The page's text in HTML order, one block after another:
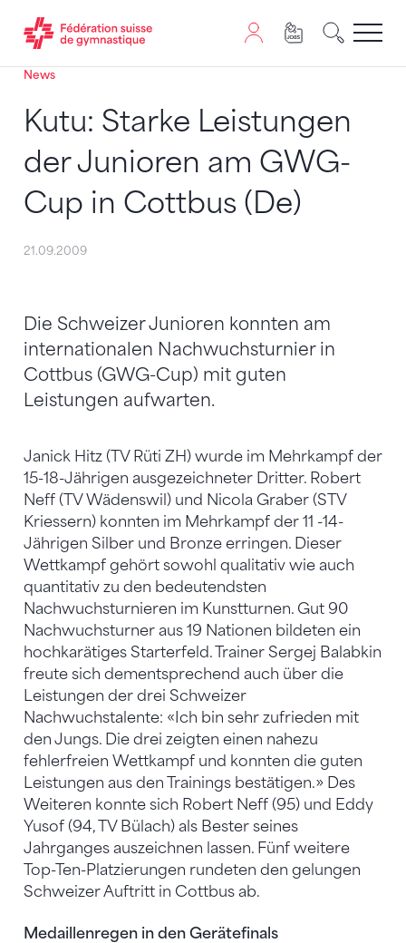
Passer au contenu
Naviguer vers le plan du siten
JavaScript est nécessaire pour naviguer sur ce site.
News
Kutu: Starke Leistungen
der Junioren am GWG-
Cup in Cottbus (De)
21.09.2009
Die Schweizer Junioren konnten am
internationalen Nachwuchsturnier in
Cottbus (GWG-Cup) mit guten
Leistungen aufwarten.
Janick Hitz (TV Rüti ZH) wurde im Mehrkampf der
15-18-Jährigen ausgezeichneter Dritter. Robert
Neff (TV Wädenswil) und Nicola Graber (STV
Kriessern) konnten im Mehrkampf der 11 -14-
Jährigen Silber und Bronze erringen. Dieser
Wettkampf gehört sowohl qualitativ wie auch
quantitativ zu den bedeutendsten
Nachwuchsturnieren im Kunstturnen. Gut 90
Nachwuchsturner aus 19 Nationen bildeten ein
hochkarätiges Starterfeld. Trainer Sergej Balabkin
freute sich dementsprechend auch über die
Leistungen der drei Schweizer
Nachwuchstalente: «Ich bin sehr zufrieden mit
den Jungs. Die drei zeigten einen nahezu
fehlerfreien Wettkampf und konnten die guten
Leistungen aus den Trainings bestätigen.» Des
Weiteren konnte sich Robert Neff (95) und Eddy
Yusof (94, TV Bülach) als Bester seines
Jahrganges auszeichnen lassen. Fünf weitere
Top-Ten-Platzierungen rundeten den gelungen
Schweizer Auftritt in Cottbus ab.
Medaillenregen in den Gerätefinals